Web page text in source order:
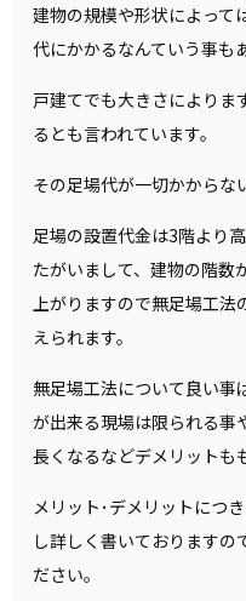
建物の規模や形状によって
代にかかるなんていう事も
戸建てでも大きさによりま
るとも言われています。
その足場代が一切かからな
足場の設置代金は3階より
たがいまして、建物の階数
上がりますので無足場工
えられます。
無足場工法について良い事
が出来る現場は限られる事
長くなるなどデメリットも
メリット･デメリットにつ
し詳しく書いておりますの
ださい。